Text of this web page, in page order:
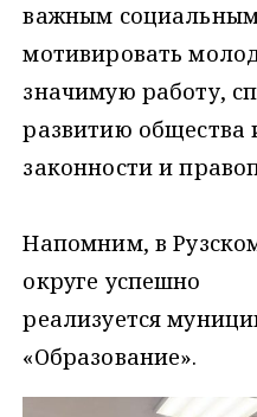
важным
мотивировать
значимую работу,
развитию общества
законности и
Напомним, в
округе успешно
реализуется
«Образование».